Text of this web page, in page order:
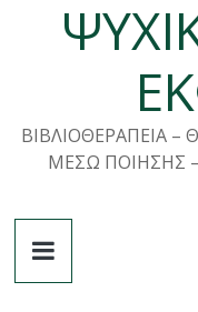
Μετάβαση
ΒΙΒΛΙΟΘΕΡΑΠΕΙΑ –
ΜΕΣΩ ΠΟΙΗΣΗΣ